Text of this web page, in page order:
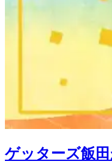
ゲッターズ飯田